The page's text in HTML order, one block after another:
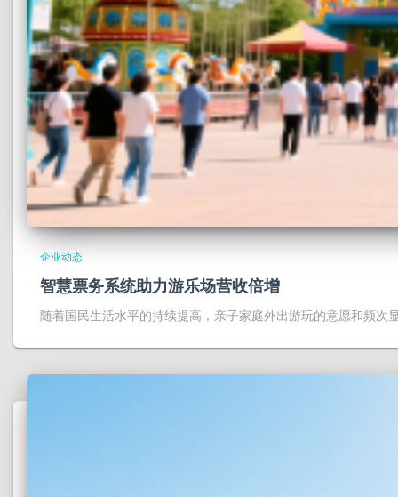
企业动态
智慧票务系统助力游乐场营收倍增
随着国民生活水平的持续提高，亲子家庭外出游玩的意愿和频次